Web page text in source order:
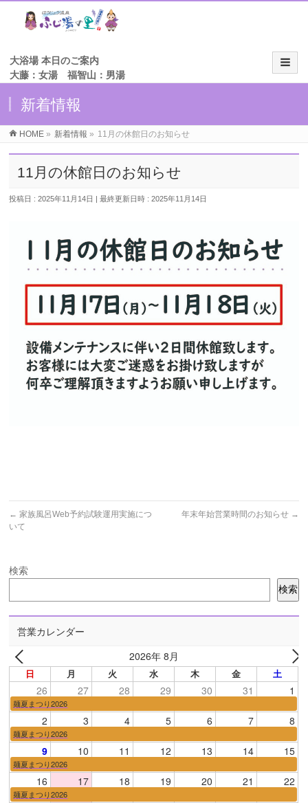
大浴場 本日のご案内
大藤：女湯 福智山：男湯
新着情報
HOME » 新着情報 » 11月の休館日のお知らせ
11月の休館日のお知らせ
投稿日 : 2025年11月14日 最終更新日時 : 2025年11月14日
← 家族風呂Web予約試験運用実施につ
いて
年末年始営業時間のお知らせ →
検索
検索
営業カレンダー
2026年 8月
日 月 火 水 木 金 土
26 27 28 29 30 31 1
麺夏まつり2026
2 3 4 5 6 7 8
麺夏まつり2026
9 10 11 12 13 14 15
麺夏まつり2026
16 17 18 19 20 21 22
麺夏まつり2026